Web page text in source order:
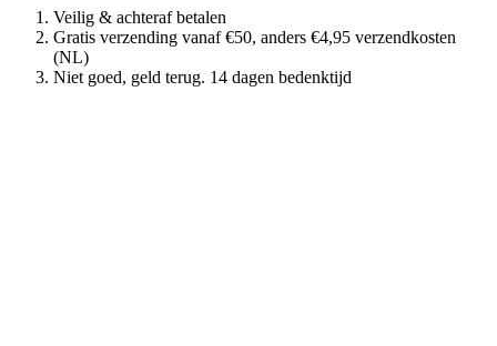
Veilig & achteraf betalen
Gratis verzending vanaf €50, anders €4,95 verzendkosten
(NL)
Niet goed, geld terug. 14 dagen bedenktijd